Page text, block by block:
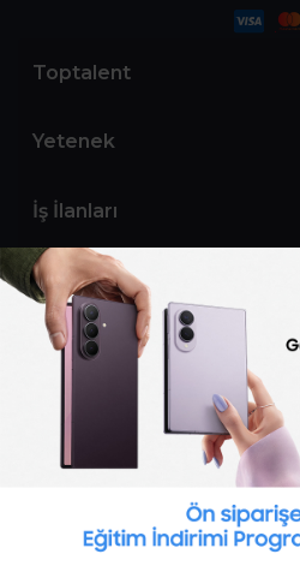
Toptalent
Yetenek
İş İlanları
Sertifika Programları
Yetenek Testleri